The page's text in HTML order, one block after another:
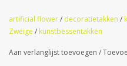
Super-Deal
artificial flower/ decoratietakken /
Zweige / kunstbessentakken
Aan verlanglijst toevoegen /